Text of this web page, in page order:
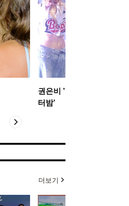
권은비 '야구장 더위 날리
터밤'
더보기